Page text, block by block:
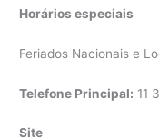
Horários especiais
Feriados Nacionais e
Telefone Principal: 11
Site